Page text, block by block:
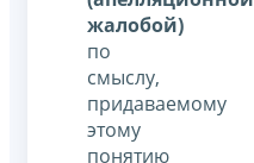
жалобой)
по
смыслу,
придаваемому
этому
понятию